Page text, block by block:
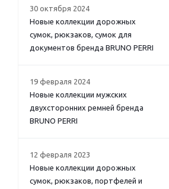
30 октября 2024
Новые коллекции дорожных
сумок, рюкзаков, сумок для
документов бренда BRUNO PERRI
19 февраля 2024
Новые коллекции мужских
двухсторонних ремней бренда
BRUNO PERRI
12 февраля 2023
Новые коллекции дорожных
сумок, рюкзаков, портфелей и